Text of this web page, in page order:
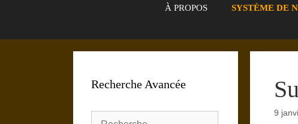
À PROPOS SYSTÈME DE
9
Recherche Avancée